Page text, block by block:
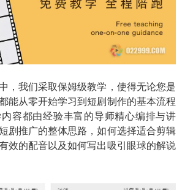
，我们采取保姆级教学，使得无论您是
能从零开始学习到短剧制作的基本流程
容都由经验丰富的导师精心编排与讲
剧推广的整体思路，如何选择适合剪辑
效的配音以及如何写出吸引眼球的解说